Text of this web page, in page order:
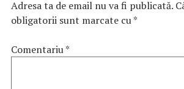
Adresa ta de email nu va fi publicată.
obligatorii sunt marcate cu*
Comentariu*